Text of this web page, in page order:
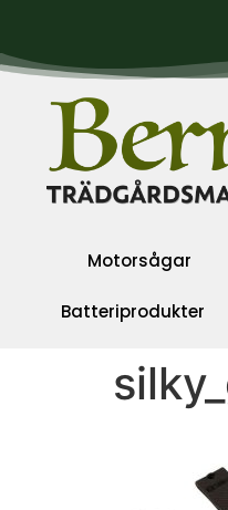
Motorsågar
Batteriprodukter